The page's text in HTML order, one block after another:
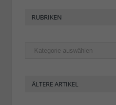
RUBRIKEN
Rubriken
ÄLTERE ARTIKEL